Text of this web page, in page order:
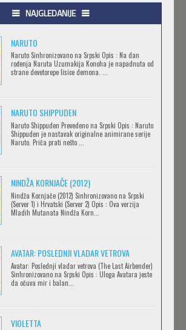
.HACK//LIMINALITY
Feb 12 2023 |Gledaj »
SOVA I EKIPA
Feb 12 2023 |Gledaj »
BLOODIVORES
Feb 12 2023 |Gledaj »
AVANTURE KIDA OPASNOST
Feb 12 2023 |Gledaj »
IPAK SE OKREĆE (GALILEO: EPPUR SI MUOVE)
NAJGLEDANIJE
NARUTO
Naruto Sinhronizovano na Srpski Opis : Na dan
rođenja Naruta Uzumakija Konoha je napadnuta od
strane devetorepe lisice demona. ...
NARUTO SHIPPUDEN
Naruto Shippuden Prevedeno na Srpski Opis : Naruto
Shippuden je nastavak originalne animirane serije
Naruto. Priča prati nešto ...
NINDŽA KORNJAČE (2012)
Nindža Kornjače (2012) Sinhronizovano na Srpski
(Server 1) i Hrvatski (Server 2) Opis : Ova verzija
Mladih Mutanata Nindža Korn...
AVATAR: POSLEDNJI VLADAR VETROVA
Avatar: Poslednji vladar vetrova (The Last Airbender)
Sinhronizovano na Srpski Opis : Uloga Avatara jeste
da očuva mir i balan...
VIOLETTA